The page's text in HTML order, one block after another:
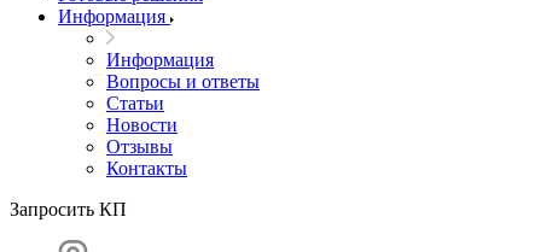
Информация
Информация
Вопросы и ответы
Статьи
Новости
Отзывы
Контакты
Запросить КП